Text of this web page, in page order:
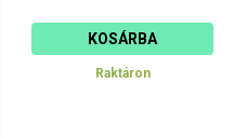
KOSÁRBA
Raktáron